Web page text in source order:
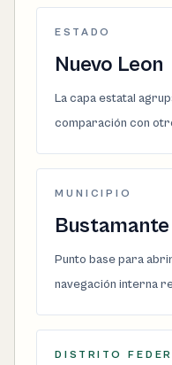
ESTADO
Nuevo Leon
La capa estatal
comparación con
MUNICIPIO
Bustamante
Punto base para
navegación interna
DISTRITO